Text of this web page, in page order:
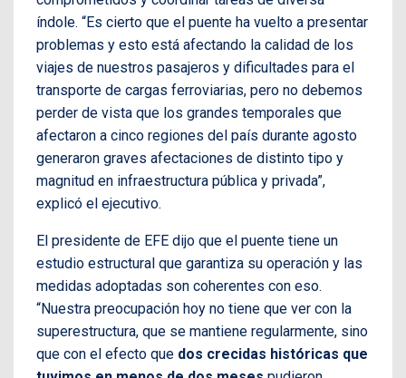
índole. “Es cierto que el puente ha vuelto a presentar
problemas y esto está afectando la calidad de los
viajes de nuestros pasajeros y dificultades para el
transporte de cargas ferroviarias, pero no debemos
perder de vista que los grandes temporales que
afectaron a cinco regiones del país durante agosto
generaron graves afectaciones de distinto tipo y
magnitud en infraestructura pública y privada”,
explicó el ejecutivo.
El presidente de EFE dijo que el puente tiene un
estudio estructural que garantiza su operación y las
medidas adoptadas son coherentes con eso.
“Nuestra preocupación hoy no tiene que ver con la
superestructura, que se mantiene regularmente, sino
que con el efecto que dos crecidas históricas que